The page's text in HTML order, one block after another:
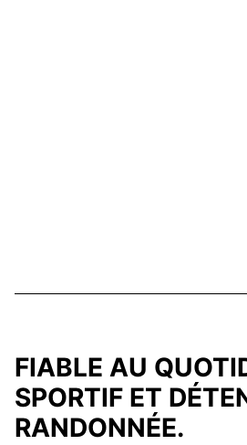
FIABLE AU
SPORTIF ET
RANDONNÉE.